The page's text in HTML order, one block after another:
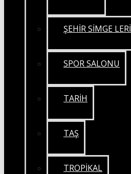
ŞEHİR SİMGE LERİ
SPOR SALONU
TARİH
TAŞ
TROPİKAL